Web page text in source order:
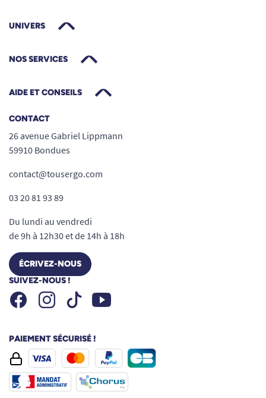
UNIVERS
NOS SERVICES
AIDE ET CONSEILS
CONTACT
26 avenue Gabriel Lippmann
59910 Bondues
contact@tousergo.com
03 20 81 93 89
Du lundi au vendredi
de 9h à 12h30 et de 14h à 18h
ÉCRIVEZ-NOUS
SUIVEZ-NOUS !
FacebookInstagramTiktok Youtube
PAIEMENT SÉCURISÉ !